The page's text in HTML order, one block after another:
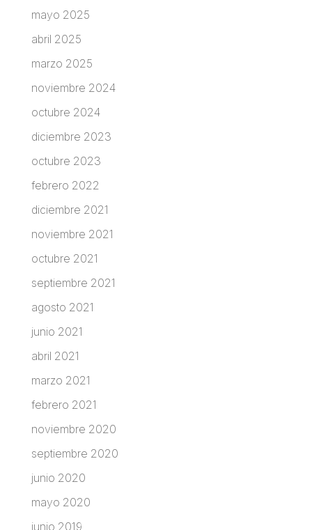
mayo 2025
abril 2025
marzo 2025
noviembre 2024
octubre 2024
diciembre 2023
octubre 2023
febrero 2022
diciembre 2021
noviembre 2021
octubre 2021
septiembre 2021
agosto 2021
junio 2021
abril 2021
marzo 2021
febrero 2021
noviembre 2020
septiembre 2020
junio 2020
mayo 2020
junio 2019